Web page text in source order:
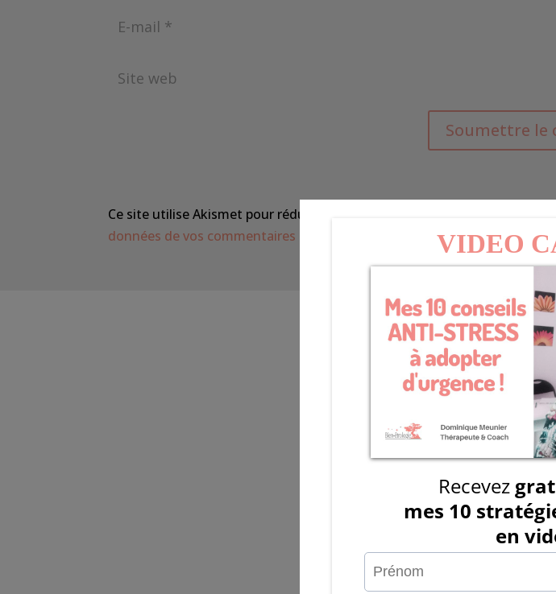
Soumettre le
Ce site utilise Akismet pour réduire les indésirables.
données de vos commentaires sont traitées
07 50 99